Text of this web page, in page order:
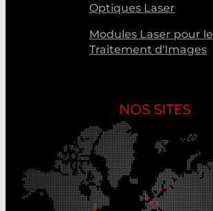
Optiques Laser
Modules Laser pour le
Traitement d'Images
NOS SITES